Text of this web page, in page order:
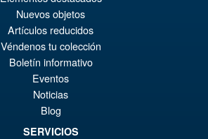
PRE ORDENA
S.H.Figuarts One Piece Nico
Robin (Enies Lobby) Action
Figure
Nuevos objetos
Artículos reducidos
Véndenos tu colección
Boletín informativo
Eventos
Noticias
Blog
SERVICIOS